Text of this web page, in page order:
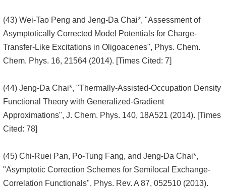
(43) Wei-Tao Peng and Jeng-Da Chai*, "Assessment of
Asymptotically Corrected Model Potentials for Charge-
Transfer-Like Excitations in Oligoacenes", Phys. Chem.
Chem. Phys. 16, 21564 (2014). [Times Cited: 7]
(44) Jeng-Da Chai*, "Thermally-Assisted-Occupation Density
Functional Theory with Generalized-Gradient
Approximations", J. Chem. Phys. 140, 18A521 (2014). [Times
Cited: 78]
(45) Chi-Ruei Pan, Po-Tung Fang, and Jeng-Da Chai*,
"Asymptotic Correction Schemes for Semilocal Exchange-
Correlation Functionals", Phys. Rev. A 87, 052510 (2013).